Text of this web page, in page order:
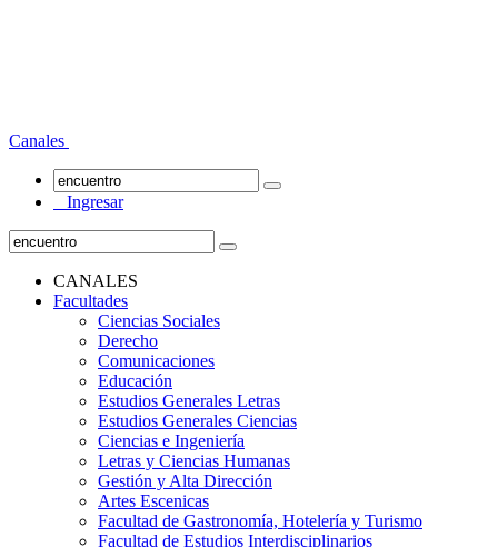
Canales
Ingresar
CANALES
Facultades
Ciencias Sociales
Derecho
Comunicaciones
Educación
Estudios Generales Letras
Estudios Generales Ciencias
Ciencias e Ingeniería
Letras y Ciencias Humanas
Gestión y Alta Dirección
Artes Escenicas
Facultad de Gastronomía, Hotelería y Turismo
Facultad de Estudios Interdisciplinarios